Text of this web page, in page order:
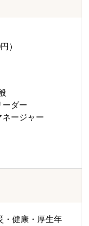
）
ーダー
ネージャー
・健康・厚生年